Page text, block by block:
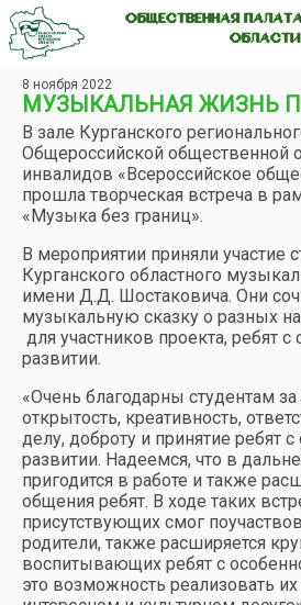
ОБЩЕСТВЕННАЯ
ОБЛАСТИ
8 ноября 2022
МУЗЫКАЛЬНАЯ ЖИЗНЬ
В зале Курганского
Общероссийской общественной
инвалидов «Всероссийское
прошла творческая встреча в
«Музыка без границ».
В мероприятии приняли участие
Курганского областного
имени Д.Д. Шостаковича. Они
музыкальную сказку о разных
для участников проекта, ребят
развитии.
«Очень благодарны студентам за
открытость, креативность,
делу, доброту и принятие ребят
развитии. Надеемся, что в
пригодится в работе и также
общения ребят. В ходе таких
присутствующих смог
родители, также расширяется
воспитывающих ребят с
это возможность реализовать